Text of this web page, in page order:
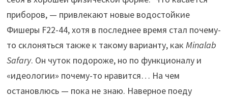
приборов, — привлекают новые водостойкие
Фишеры F22-44, хотя в последнее время стал почему-
то склоняться также к такому варианту, как Minalab
Safary. Он чуток подороже, но по функционалу и
«идеологии» почему-то нравится… На чем
остановлюсь — пока не знаю. Наверное поеду